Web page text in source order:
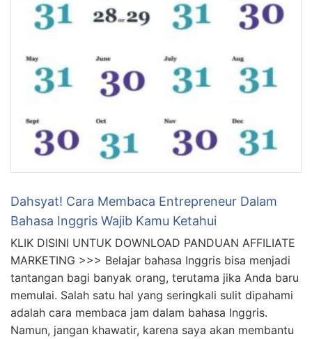
Dahsyat! Cara Membaca Entrepreneur Dalam
Bahasa Inggris Wajib Kamu Ketahui
KLIK DISINI UNTUK DOWNLOAD PANDUAN AFFILIATE
MARKETING >>> Belajar bahasa Inggris bisa menjadi
tantangan bagi banyak orang, terutama jika Anda baru
memulai. Salah satu hal yang seringkali sulit dipahami
adalah cara membaca jam dalam bahasa Inggris.
Namun, jangan khawatir, karena saya akan membantu